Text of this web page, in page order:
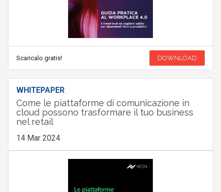
Scaricalo gratis! DOWNLOAD
WHITEPAPER
Come le piattaforme di comunicazione in
cloud possono trasformare il tuo business
nel retail
14 Mar 2024